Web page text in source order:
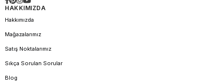
HAKKIMIZDA
Hakkımızda
Mağazalarımız
Satış Noktalarımız
Sıkça Sorulan Sorular
Blog